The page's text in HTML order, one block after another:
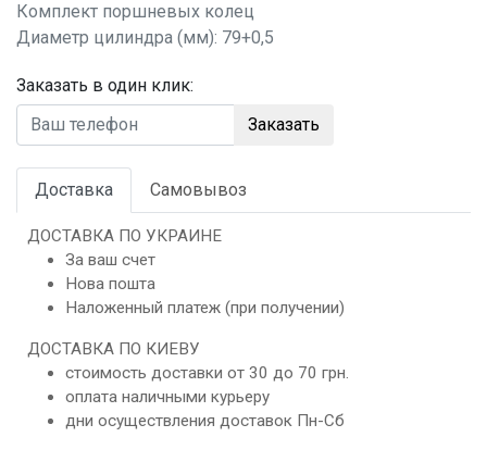
Комплект поршневых колец
Диаметр цилиндра (мм): 79+0,5
Заказать в один клик:
Заказать
Доставка Самовывоз
ДОСТАВКА ПО УКРАИНЕ
За ваш счет
Нова пошта
Наложенный платеж (при получении)
ДОСТАВКА ПО КИЕВУ
стоимость доставки от 30 до 70 грн.
оплата наличными курьеру
дни осуществления доставок Пн-Сб